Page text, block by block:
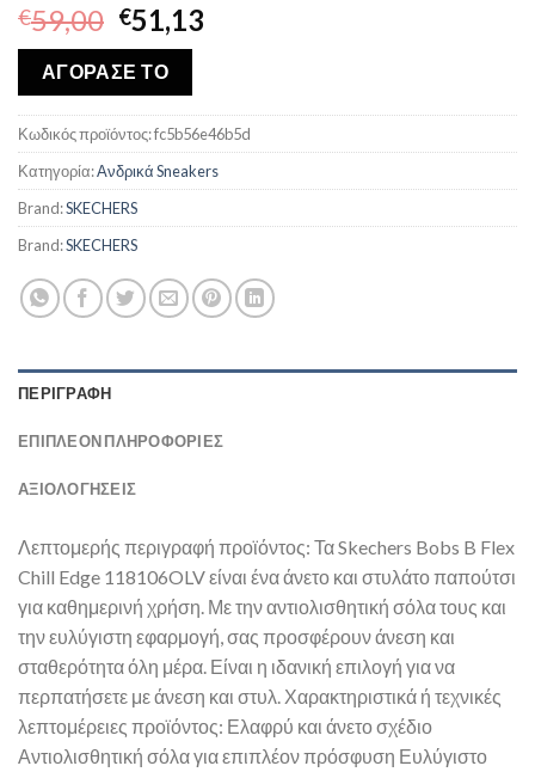
€59,00 Original
price
was:
€59,00.
€51,13
€51,13.
ΑΓΟΡΑΣΕ ΤΟ
Κωδικός προϊόντος:fc5b56e46b5d
Κατηγορία:Ανδρικά Sneakers
Brand:SKECHERS
Brand:SKECHERS
ΠΕΡΙΓΡΑΦΉ
ΕΠΙΠΛΈΟΝ ΠΛΗΡΟΦΟΡΊΕΣ
ΑΞΙΟΛΟΓΗΣΕΙΣ
Λεπτομερής περιγραφή προϊόντος: Τα Skechers Bobs B Flex
Chill Edge 118106OLV είναι ένα άνετο και στυλάτο παπούτσι
για καθημερινή χρήση. Με την αντιολισθητική σόλα τους και
την ευλύγιστη εφαρμογή, σας προσφέρουν άνεση και
σταθερότητα όλη μέρα. Είναι η ιδανική επιλογή για να
περπατήσετε με άνεση και στυλ. Χαρακτηριστικά ή τεχνικές
λεπτομέρειες προϊόντος: Ελαφρύ και άνετο σχέδιο
Αντιολισθητική σόλα για επιπλέον πρόσφυση Ευλύγιστο